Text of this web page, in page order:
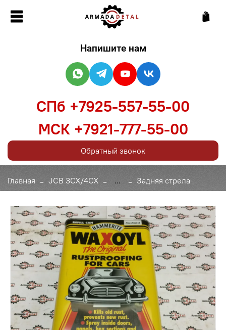
Главная JCB 3CX/4CX ... Задняя стрела
Напишите нам
СПб +7925-557-55-00
МСК +7921-777-55-00
Обратный звонок